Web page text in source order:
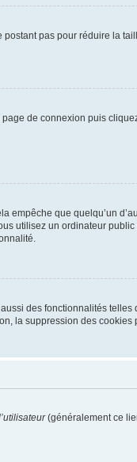
postant pas pour réduire la
de connexion puis
empêche que quelqu’un
utilisez un ordinateur
des fonctionnalités
la suppression des cookies
(généralement ce